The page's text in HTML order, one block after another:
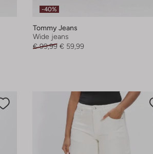
-40%
Tommy Jeans
Wide jeans
€ 99,99 € 59,99